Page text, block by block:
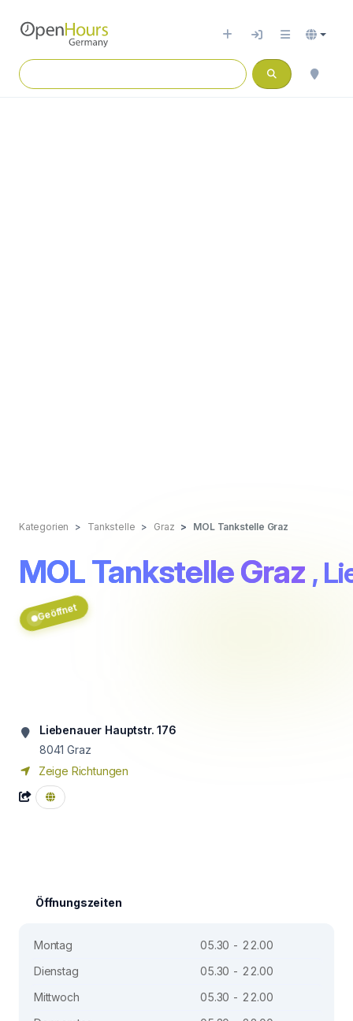
Kategorien Tankstelle Graz MOL Tankstelle Graz
MOL Tankstelle Graz ,
Geöffnet
Liebenauer Hauptstr. 176
8041 Graz
Zeige Richtungen
Öffnungszeiten
Montag
05.30 - 22.00
Dienstag
05.30 - 22.00
Mittwoch
05.30 - 22.00